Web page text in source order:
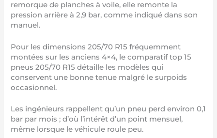
remorque de planches à voile, elle remonte la
pression arrière à 2,9 bar, comme indiqué dans son
manuel.
Pour les dimensions 205/70 R15 fréquemment
montées sur les anciens 4×4, le comparatiftop 15
pneus 205/70 R15 détaille les modèles qui
conservent une bonne tenue malgré le surpoids
occasionnel.
Les ingénieurs rappellent qu’un pneu perd environ 0,1
bar par mois ; d’où l’intérêt d’un point mensuel,
même lorsque le véhicule roule peu.